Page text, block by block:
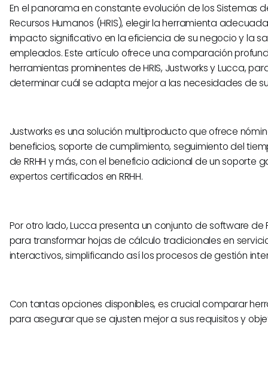
En el panorama en constante evolución de los Sistemas
Recursos Humanos (HRIS), elegir la herramienta
impacto significativo en la eficiencia de su negocio y la
empleados. Este artículo ofrece una comparación
herramientas prominentes de HRIS, Justworks y Lucca,
determinar cuál se adapta mejor a las necesidades de
Justworks es una solución multiproducto que ofrece
beneficios, soporte de cumplimiento, seguimiento del
de RRHH y más, con el beneficio adicional de un soporte
expertos certificados en RRHH.
Por otro lado, Lucca presenta un conjunto de software de
para transformar hojas de cálculo tradicionales en
interactivos, simplificando así los procesos de gestión
Con tantas opciones disponibles, es crucial comparar
para asegurar que se ajusten mejor a sus requisitos y